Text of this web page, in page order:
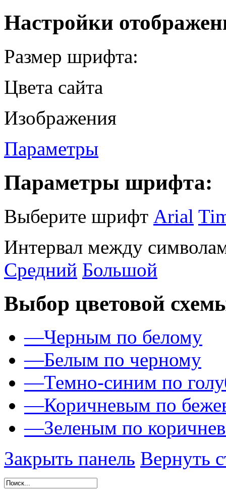
Настройки
Размер шрифта:
Цвета сайта
Изображения
Параметры
Параметры шрифта:
Выберите шрифт Arial
Интервал между
Средний Большой
Выбор цветовой
—Черным по белому
—Белым по черному
—Темно-синим по
—Коричневым по
—Зеленым по
Закрыть панель Вернуть